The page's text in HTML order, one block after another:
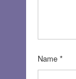
Name *